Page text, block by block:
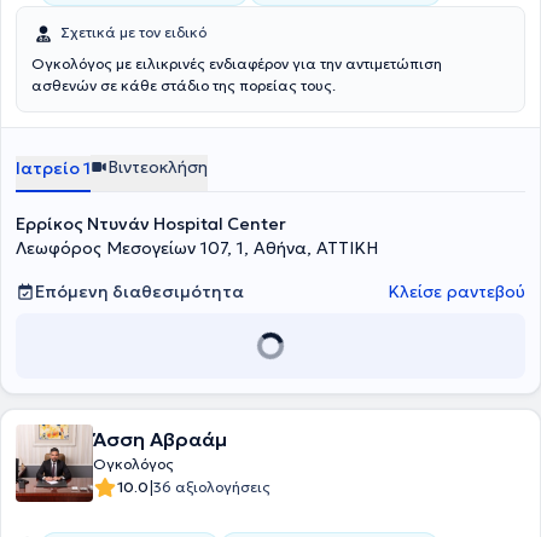
Σχετικά με τον ειδικό
Ογκολόγος με ειλικρινές ενδιαφέρον για την αντιμετώπιση
ασθενών σε κάθε στάδιο της πορείας τους.
Ιατρείο 1 Βιντεοκλήση
Ερρίκος Ντυνάν Hospital Center
Λεωφόρος Μεσογείων 107, 1, Αθήνα, ΑΤΤΙΚΗ
Επόμενη διαθεσιμότητα
Κλείσε ραντεβού
Άσση Αβραάμ
Ογκολόγος
10.0|36 αξιολογήσεις